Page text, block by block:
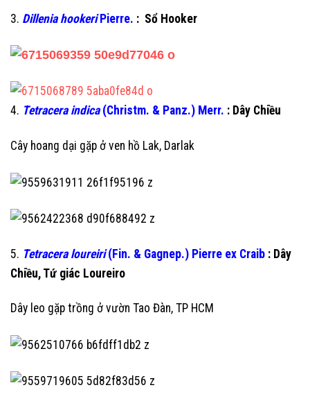
3. Dillenia hookeriPierre. : Sổ Hooker
4. Tetracera indica(Christm. & Panz.) Merr. : Dây Chiều
Cây hoang dại gặp ở ven hồ Lak, Darlak
5. Tetracera loureiri(Fin. & Gagnep.) Pierre ex Craib : Dây
Chiều, Tứ giác Loureiro
Dây leo gặp trồng ở vườn Tao Đàn, TP HCM